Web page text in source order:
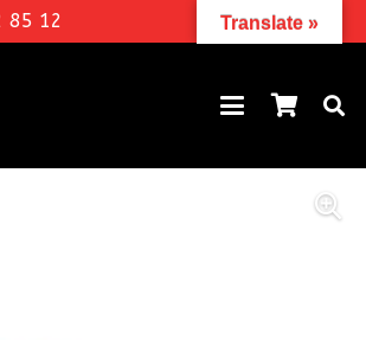
85 12 Translate »